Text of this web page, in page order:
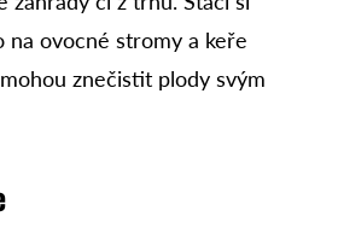
na ovocné stromy a keře
znečistit plody svým